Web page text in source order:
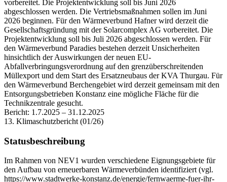
vorbereitet. Die Projektentwicklung soll bis Juni 2026
abgeschlossen werden. Die Vertriebsmaßnahmen sollen im Juni
2026 beginnen. Für den Wärmeverbund Hafner wird derzeit die
Gesellschaftsgründung mit der Solarcomplex AG vorbereitet. Die
Projektentwicklung soll bis Juli 2026 abgeschlossen werden. Für
den Wärmeverbund Paradies bestehen derzeit Unsicherheiten
hinsichtlich der Auswirkungen der neuen EU-
Abfallverbringungsverordnung auf den grenzüberschreitenden
Müllexport und dem Start des Ersatzneubaus der KVA Thurgau. Für
den Wärmeverbund Berchengebiet wird derzeit gemeinsam mit den
Entsorgungsbetrieben Konstanz eine mögliche Fläche für die
Technikzentrale gesucht.
Bericht: 1.7.2025 – 31.12.2025
13. Klimaschutzbericht (01/26)
Statusbeschreibung
Im Rahmen von NEV1 wurden verschiedene Eignungsgebiete für
den Aufbau von erneuerbaren Wärmeverbünden identifiziert (vgl.
https://www.stadtwerke-konstanz.de/energie/fernwaerme-fuer-ihr-